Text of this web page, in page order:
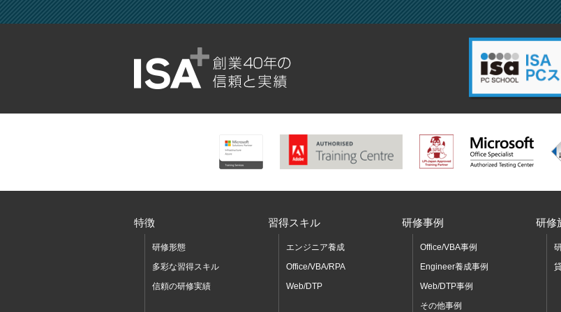
特徴
研修形態
多彩な習得スキル
信頼の研修実績
習得スキル
エンジニア養成
Office/VBA/RPA
Web/DTP
研修事例
Office/VBA事例
Engineer養成事例
Web/DTP事例
その他事例
研修